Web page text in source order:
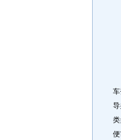
便